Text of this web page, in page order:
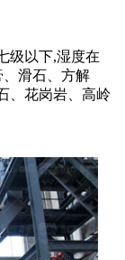
级以下,湿度在
滑石、方解
、花岗岩、高岭